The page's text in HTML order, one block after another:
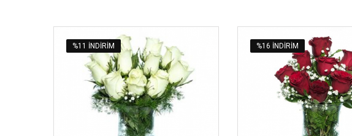
%11 INDIRIM %16 INDIRIM